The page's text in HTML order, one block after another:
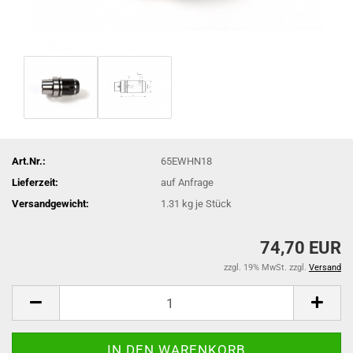
Art.Nr.:
65EWHN18
Lieferzeit:
auf Anfrage
Versandgewicht:
1.31 kg je Stück
74,70 EUR
zzgl. 19% MwSt. zzgl. Versand